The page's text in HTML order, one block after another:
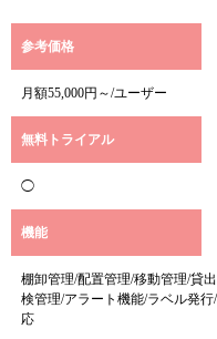
参考価格
月額55,000円～/ユーザー
無料トライアル
◯
機能
棚卸管理/配置管理/移動管理/貸
検管理/アラート機能/ラベル発
応